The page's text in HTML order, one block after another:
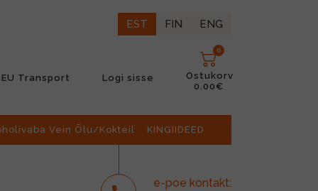
EST FIN ENG
EU Transport Logi sisse
0
Ostukorv
0.00€
Vein Õlu/Kokteil KINGIIDEED
e-poe kontakt: